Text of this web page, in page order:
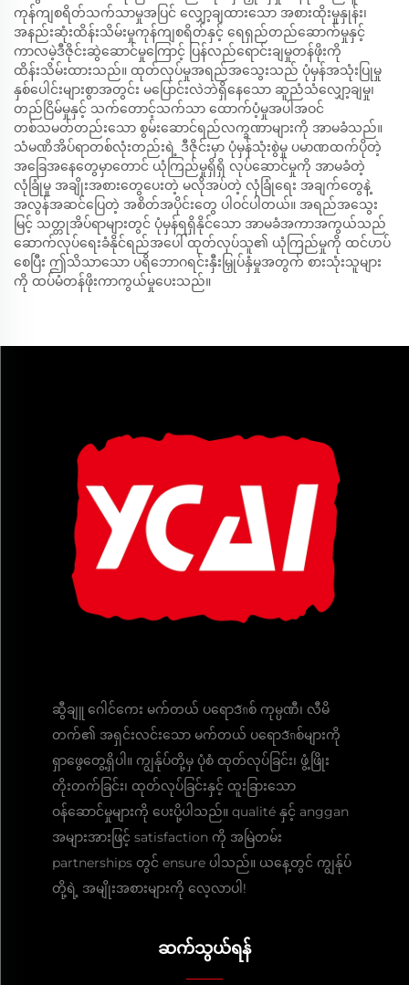
ကုန်ကျစရိတ်သက်သာမှုအပြင် လျှော့ချထားသော အစားထိုးမှုနှုန်း၊
အနည်းဆုံးထိန်းသိမ်းမှုကုန်ကျစရိတ်နှင့် ရေရှည်တည်ဆောက်မှုနှင့်
ကာလမဲ့ဒီဇိုင်းဆွဲဆောင်မှုကြောင့် ပြန်လည်ရောင်းချမှုတန်ဖိုးကို
ထိန်းသိမ်းထားသည်။ ထုတ်လုပ်မှုအရည်အသွေးသည် ပုံမှန်အသုံးပြုမှု
နှစ်ပေါင်းများစွာအတွင်း မပြောင်းလဲဘဲရှိနေသော ဆူညံသံလျှော့ချမှု၊
တည်ငြိမ်မှုနှင့် သက်တောင့်သက်သာ ထောက်ပံ့မှုအပါအဝင်
တစ်သမတ်တည်းသော စွမ်းဆောင်ရည်လက္ခဏာများကို အာမခံသည်။
သံမဏိအိပ်ရာတစ်လုံးတည်းရဲ့ ဒီဇိုင်းမှာ ပုံမှန်သုံးစွဲမှု ပမာဏထက်ပိုတဲ့
အခြေအနေတွေမှာတောင် ယုံကြည်မှုရှိရှိ လုပ်ဆောင်မှုကို အာမခံတဲ့
လုံခြုံမှု အချိုးအစားတွေပေးတဲ့ မလိုအပ်တဲ့ လုံခြုံရေး အချက်တွေနဲ့
အလွန်အဆင်ပြေတဲ့ အစိတ်အပိုင်းတွေ ပါဝင်ပါတယ်။ အရည်အသွေး
မြင့် သတ္တုအိပ်ရာများတွင် ပုံမှန်ရရှိနိုင်သော အာမခံအကာအကွယ်သည်
ဆောက်လုပ်ရေးခံနိုင်ရည်အပေါ် ထုတ်လုပ်သူ၏ ယုံကြည်မှုကို ထင်ဟပ်
စေပြီး ဤသိသာသော ပရိဘောဂရင်းနှီးမြှုပ်နှံမှုအတွက် စားသုံးသူများ
ကို ထပ်မံတန်ဖိုးကာကွယ်မှုပေးသည်။
ဆွီချူ ဂေါင်ကေး မက်တယ် ပရောဒักစ် ကုမ္ပဏီ၊ လီမိ
တက်၏ အရှင်းလင်းသော မက်တယ် ပရောဒักစ်များကို
ရှာဖွေတွေ့ရှိပါ။ ကျွန်ုပ်တို့မှ ပုံစံ ထုတ်လုပ်ခြင်း၊ ဖွံ့ဖြိုး
တိုးတက်ခြင်း၊ ထုတ်လုပ်ခြင်းနှင့် ထူးခြားသော
ဝန်ဆောင်မှုများကို ပေးပို့ပါသည်။ qualité နှင့် anggan
အများအားဖြင့် satisfaction ကို အမြဲတမ်း
partnerships တွင် ensure ပါသည်။ ယနေ့တွင် ကျွန်ုပ်
တို့ရဲ့ အမျိုးအစားများကို လေ့လာပါ!
ဆက်သွယ်ရန်